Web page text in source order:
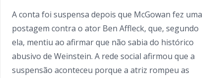
A conta foi suspensa depois que McGowan fez uma
postagem contra o ator Ben Affleck, que, segundo
ela, mentiu ao afirmar que não sabia do histórico
abusivo de Weinstein. A rede social afirmou que a
suspensão aconteceu porque a atriz rompeu as